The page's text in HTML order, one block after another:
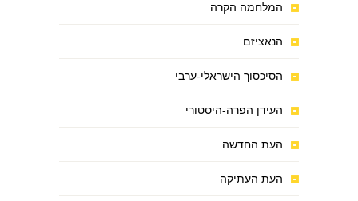
המלחמה הקרה
הנאציזם
הסיכסוך הישראלי-ערבי
העידן הפרה-היסטורי
העת החדשה
העת העתיקה